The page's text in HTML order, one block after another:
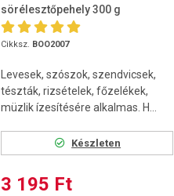
sörélesztőpehely 300 g
Cikksz. BOO2007
Levesek, szószok, szendvicsek,
tészták, rizsételek, főzelékek,
müzlik ízesítésére alkalmas. H...
Készleten
3 195 Ft